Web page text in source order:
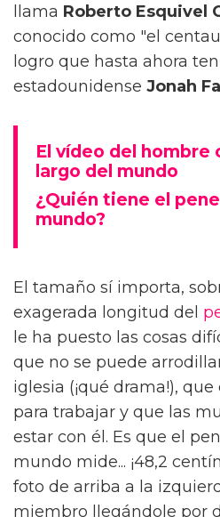
llama Roberto Esquivel
conocido como "el
logro que hasta ahora
estadounidense Jonah
El vídeo del hombre
largo del mundo
¿Quién tiene el
mundo?
El tamaño sí importa,
exagerada longitud del
le ha puesto las cosas
que no se puede
iglesia (¡qué drama!),
para trabajar y que las
estar con él. Es que el
mundo mide... ¡48,2
foto de arriba a la
miembro llegándole por